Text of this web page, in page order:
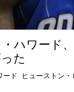
・ハワード
た
ード ヒューストン